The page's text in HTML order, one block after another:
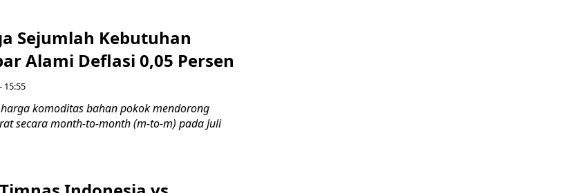
Sejumlah Kebutuhan
Alami Deflasi 0,05 Persen
15:55
harga komoditas bahan pokok mendorong
secara month-to-month (m-to-m) pada Juli